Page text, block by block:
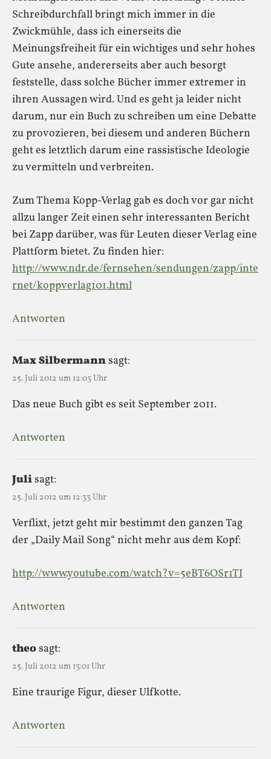
Schreibdurchfall bringt mich immer in die
Zwickmühle, dass ich einerseits die
Meinungsfreiheit für ein wichtiges und sehr hohes
Gute ansehe, andererseits aber auch besorgt
feststelle, dass solche Bücher immer extremer in
ihren Aussagen wird. Und es geht ja leider nicht
darum, nur ein Buch zu schreiben um eine Debatte
zu provozieren, bei diesem und anderen Büchern
geht es letztlich darum eine rassistische Ideologie
zu vermitteln und verbreiten.
Zum Thema Kopp-Verlag gab es doch vor gar nicht
allzu langer Zeit einen sehr interessanten Bericht
bei Zapp darüber, was für Leuten dieser Verlag eine
Plattform bietet. Zu finden hier:
http://www.ndr.de/fernsehen/sendungen/zapp/inte
rnet/koppverlag101.html
Antworten
Max Silbermannsagt:
25. Juli 2012 um 12:03 Uhr
Das neue Buch gibt es seit September 2011.
Antworten
Julisagt:
25. Juli 2012 um 12:33 Uhr
Verflixt, jetzt geht mir bestimmt den ganzen Tag
der „Daily Mail Song“ nicht mehr aus dem Kopf:
http://www.youtube.com/watch?v=5eBT6OSr1TI
Antworten
theosagt:
25. Juli 2012 um 13:01 Uhr
Eine traurige Figur, dieser Ulfkotte.
Antworten